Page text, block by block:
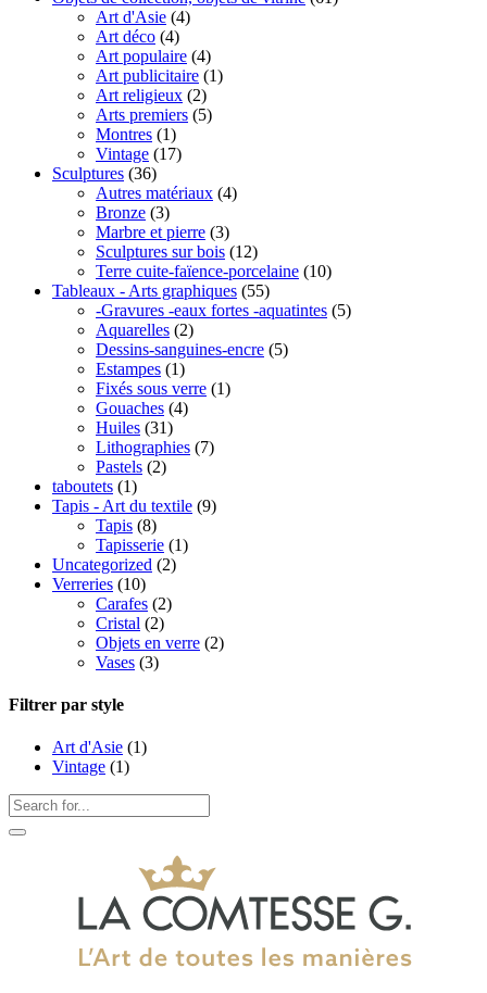
Art d'Asie (4)
Art déco (4)
Art populaire (4)
Art publicitaire (1)
Art religieux (2)
Arts premiers (5)
Montres (1)
Vintage (17)
Sculptures (36)
Autres matériaux (4)
Bronze (3)
Marbre et pierre (3)
Sculptures sur bois (12)
Terre cuite-faïence-porcelaine (10)
Tableaux - Arts graphiques (55)
-Gravures -eaux fortes -aquatintes (5)
Aquarelles (2)
Dessins-sanguines-encre (5)
Estampes (1)
Fixés sous verre (1)
Gouaches (4)
Huiles (31)
Lithographies (7)
Pastels (2)
taboutets (1)
Tapis - Art du textile (9)
Tapis (8)
Tapisserie (1)
Uncategorized (2)
Verreries (10)
Carafes (2)
Cristal (2)
Objets en verre (2)
Vases (3)
Filtrer par style
Art d'Asie (1)
Vintage (1)